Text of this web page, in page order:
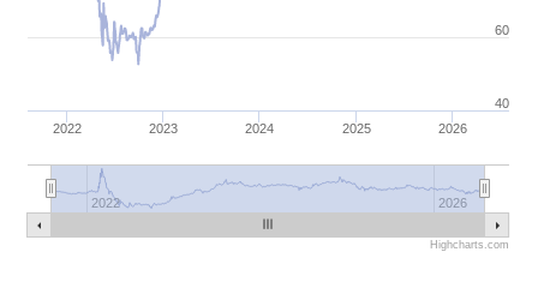
2022 2023 2024 2025 2026
2022 2026
40
60
Highcharts.com